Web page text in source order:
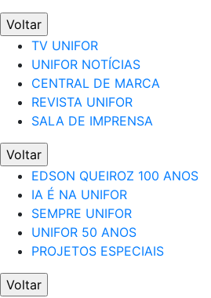
Voltar
TV UNIFOR
UNIFOR NOTÍCIAS
CENTRAL DE MARCA
REVISTA UNIFOR
SALA DE IMPRENSA
Voltar
EDSON QUEIROZ 100 ANOS
IA É NA UNIFOR
SEMPRE UNIFOR
UNIFOR 50 ANOS
PROJETOS ESPECIAIS
Voltar